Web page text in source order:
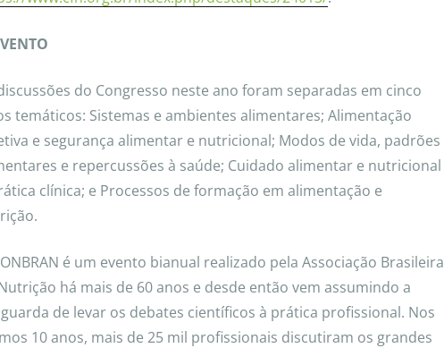
do Congresso neste ano foram separadas em cinco
temáticos: Sistemas e ambientes alimentares; Alimentação
e segurança alimentar e nutricional; Modos de vida, padrões
e repercussões à saúde; Cuidado alimentar e nutricional
clínica; e Processos de formação em alimentação e
é um evento bianual realizado pela Associação Brasileira
há mais de 60 anos e desde então vem assumindo a
de levar os debates científicos à prática profissional. Nos
10 anos, mais de 25 mil profissionais discutiram os grandes